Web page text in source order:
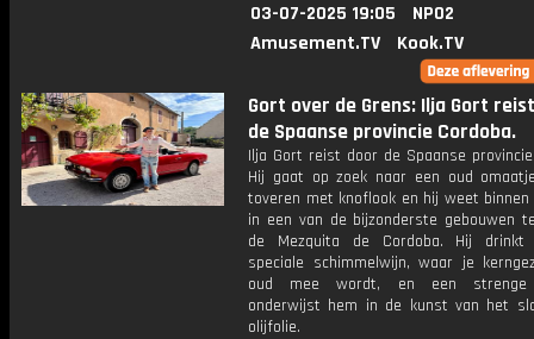
03-07-2025 19:05
NPO2
Amusement.TV
Kook.TV
Gort over de Grens: Ilja Gort
de Spaanse provincie Cordoba.
Ilja Gort reist door de Spaanse
Hij gaat op zoek naar een oud
toveren met knoflook en hij weet
in een van de bijzonderste gebouwen
de Mezquita de Cordoba. Hij
speciale schimmelwijn, waar je
oud mee wordt, en een strenge
onderwijst hem in de kunst van het
olijfolie.